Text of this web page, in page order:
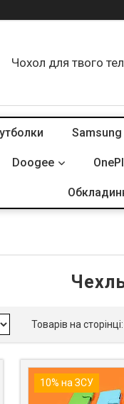
Чохол для твого
Samsung
Doogee
10% на ЗСУ